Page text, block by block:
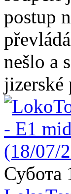
postup
nešlo a
jizerské
Субота